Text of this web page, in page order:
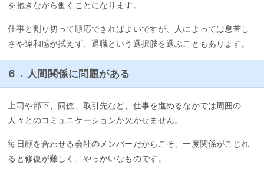
を抱きながら働くことになります。
仕事と割り切って順応できればよいですが、人によっては息苦し
さや違和感が拭えず、退職という選択肢を選ぶこともあります。
６．人間関係に問題がある
上司や部下、同僚、取引先など、仕事を進めるなかでは周囲の
人々とのコミュニケーションが欠かせません。
毎日顔を合わせる会社のメンバーだからこそ、一度関係がこじれ
ると修復が難しく、やっかいなものです。